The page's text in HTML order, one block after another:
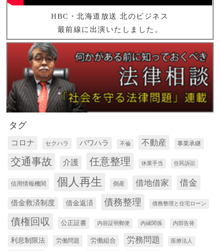
HBC・北海道放送 北のビジネス
最前線に出演いたしました。
タグ
コロナ セクハラ パワハラ 不倫 不動産 事業承継
交通事故 介護 任意整理 休業手当 住民訴訟
信用情報機関 個人再生 倒産 借地借家 借金
借金救済制度 借金返済 債務整理 債務整理と住宅ローン
債権回収 公正証書 内容証明郵便 内縁関係 内部告発
利息制限法 労働問題 労働組合 労務問題 医療法人